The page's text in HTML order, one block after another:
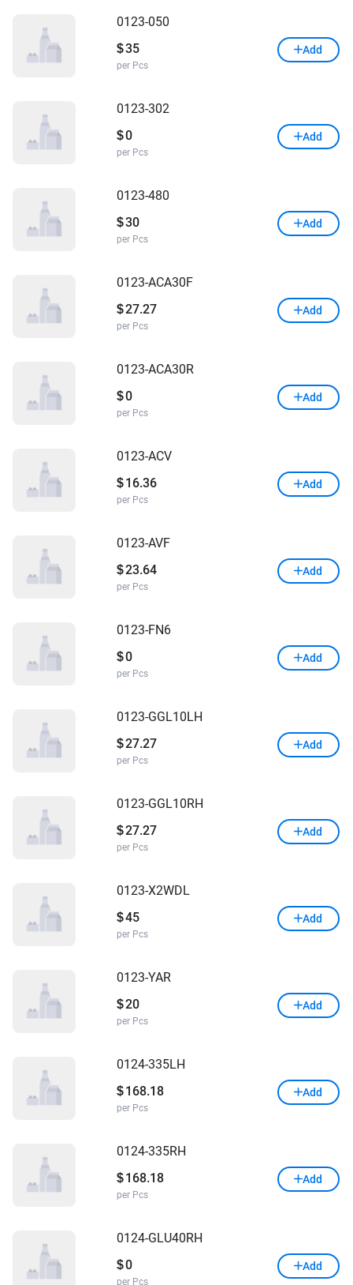
0123-050
$35
per Pcs
Add
0123-302
$0
per Pcs
Add
0123-480
$30
per Pcs
Add
0123-ACA30F
$27.27
per Pcs
Add
0123-ACA30R
$0
per Pcs
Add
0123-ACV
$ 16.36
per Pcs
Add
0123-AVF
$23.64
per Pcs
Add
0123-FN6
$0
per Pcs
Add
0123-GGL10LH
$27.27
per Pcs
Add
0123-GGL10RH
$27.27
per Pcs
Add
0123-X2WDL
$45
per Pcs
Add
0123-YAR
$20
per Pcs
Add
0124-335LH
$ 168.18
per Pcs
Add
0124-335RH
$ 168.18
per Pcs
Add
0124-GLU40RH
$0
per Pcs
Add